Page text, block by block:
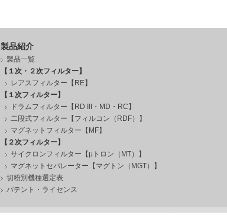
製品紹介
製品一覧
【１次・２次フィルター】
レアスフィルター【RE】
【１次フィルター】
ドラムフィルター【RD III・MD・RC】
二段式フィルター【フィルコン（RDF）】
マグネットフィルター【MF】
【２次フィルター】
サイクロンフィルター【μトロン（MT）】
マグネットセパレーター【マグトン（MGT）】
切粉別機種選定表
パテント・ライセンス